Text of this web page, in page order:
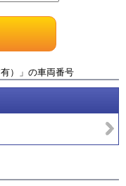
） 」 の車両番号